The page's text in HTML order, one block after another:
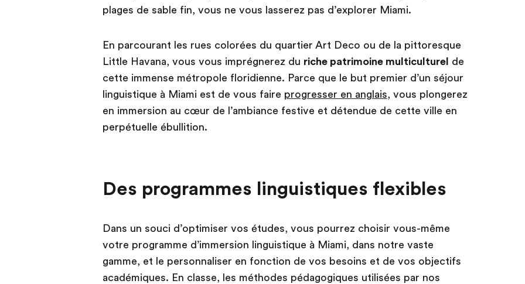
plages de sable fin, vous ne vous lasserez pas d’explorer Miami.
En parcourant les rues colorées du quartier Art Deco ou de la pittoresque
Little Havana, vous vous imprégnerez du riche patrimoine multiculturel de
cette immense métropole floridienne. Parce que le but premier d’un séjour
linguistique à Miami est de vous faire progresser en anglais, vous plongerez
en immersion au cœur de l’ambiance festive et détendue de cette ville en
perpétuelle ébullition.
Des programmes linguistiques flexibles
Dans un souci d’optimiser vos études, vous pourrez choisir vous-même
votre programme d’immersion linguistique à Miami, dans notre vaste
gamme, et le personnaliser en fonction de vos besoins et de vos objectifs
académiques. En classe, les méthodes pédagogiques utilisées par nos